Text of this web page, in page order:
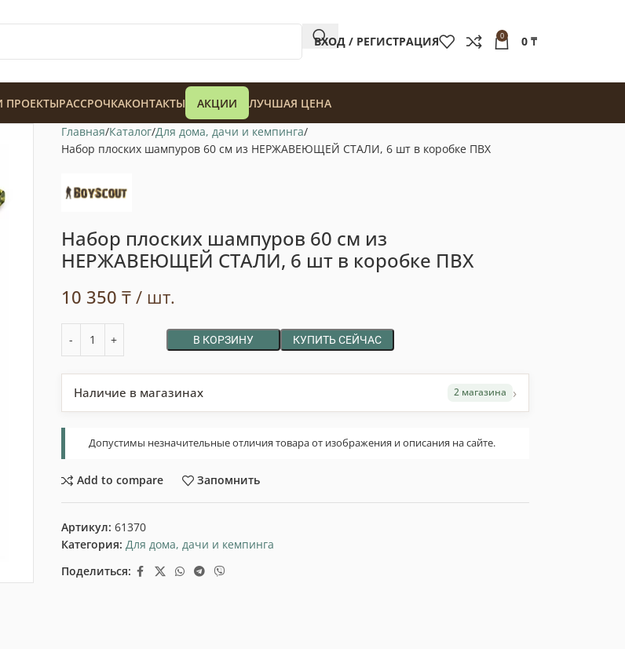
ВХОД / РЕГИСТРАЦИЯ 0 0 ₸
128 900 ₸
ПРОЕКТЫРАССРОЧКАКОНТАКТЫ АКЦИИ ЛУЧШАЯ ЦЕНА
Главная Каталог Для дома, дачи и кемпинга
Набор плоских шампуров 60 см из НЕРЖАВЕЮЩЕЙ СТАЛИ, 6 шт в коробке ПВХ
Набор плоских шампуров 60 см из
НЕРЖАВЕЮЩЕЙ СТАЛИ, 6 шт в коробке ПВХ
10 350 ₸/ шт.
В КОРЗИНУ КУПИТЬ СЕЙЧАС
Наличие в магазинах 2 магазина ›
Допустимы незначительные отличия товара от изображения и описания на сайте.
Add to compare Запомнить
Артикул: 61370
Категория: Для дома, дачи и кемпинга
Поделиться: